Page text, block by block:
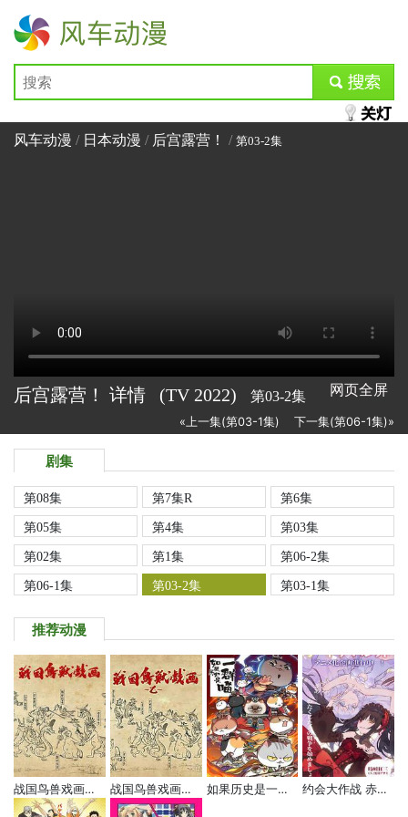
风车动漫
submit
风车动漫 / 日本动漫 / 后宫露营！ / 第03-2集
网页全屏
后宫露营！ 详情 (TV 2022) 第03-2集
«上一集(第03-1集) 下一集(第06-1集)»
剧集
第08集 第7集R
第6集
第05集
第4集
第03集
第02集
第1集
第06-2集
第06-1集
第03-2集 第03-1集
推荐动漫
战国鸟兽戏画～甲～ 战国鸟兽戏画～乙～ 如果历史是一群喵 第四季 约会大作战 赤黑新章：虚或实